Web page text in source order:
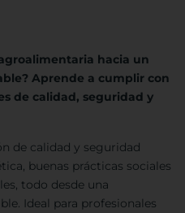
hacia un
Aprende a cumplir con
de calidad, seguridad y
de calidad y seguridad
buenas prácticas sociales
todo desde una
Ideal para profesionales